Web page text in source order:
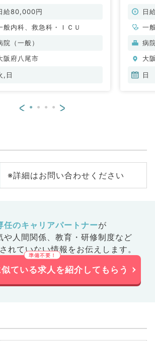
給80,000円
般内科、救急科・ＩＣＵ
院（一般）
阪府八尾市
,日
内科／
日
一
病
大
日
< >
※詳細はお問い合わせください
任のキャリアパートナーが
人間関係、 教育・研修制度など
れていない情報をお伝えします。
ている求人を紹介してもらう